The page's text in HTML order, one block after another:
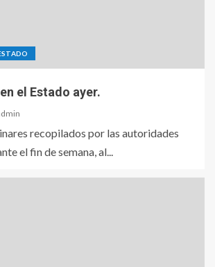
el Estado ayer.
recopilados por las autoridades
el fin de semana, al...